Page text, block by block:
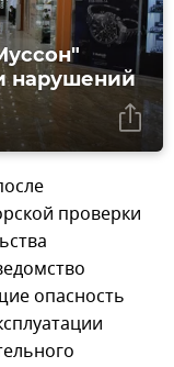
нарушений
проверки
опасность